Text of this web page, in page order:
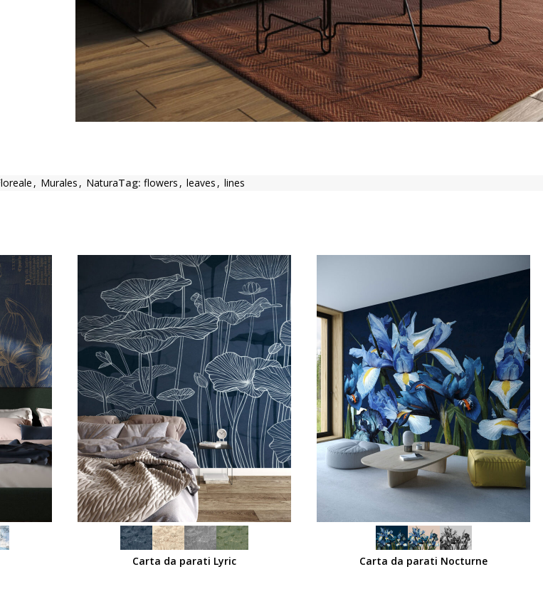
, Murales , NaturaTag: flowers , leaves , lines
Carta da parati Lyric Carta da parati Nocturne